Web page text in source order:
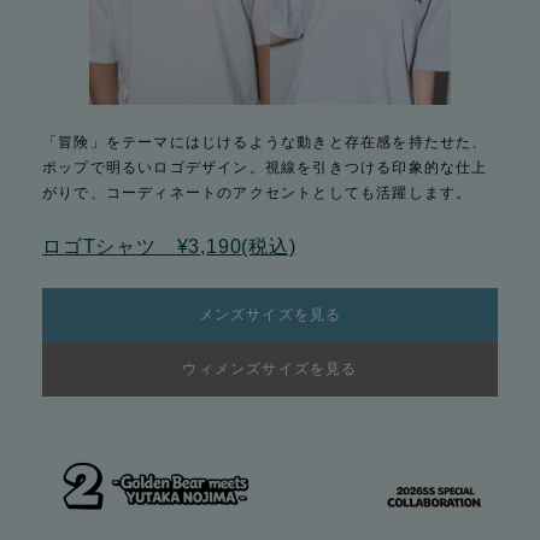
「冒険」をテーマにはじけるような動きと存在感を持たせた、
ポップで明るいロゴデザイン。視線を引きつける印象的な仕上
がりで、コーディネートのアクセントとしても活躍します。
ロゴTシャツ ¥3,190(税込)
メンズサイズを見る
ウィメンズサイズを見る